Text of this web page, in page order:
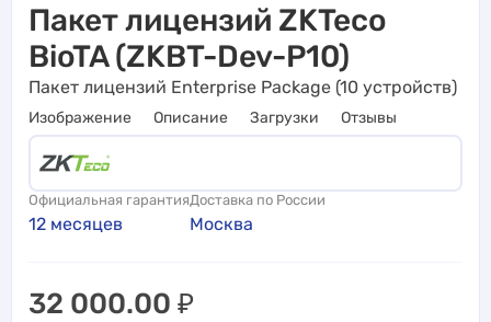
Пакет лицензий ZKTeco
BioTA (ZKBT-Dev-P10)
Пакет лицензий Enterprise Package (10 устройств)
Изображение Описание Загрузки Отзывы
Официальная гарантия
12 месяцев
Доставка по России
Москва
32 000.00 ₽